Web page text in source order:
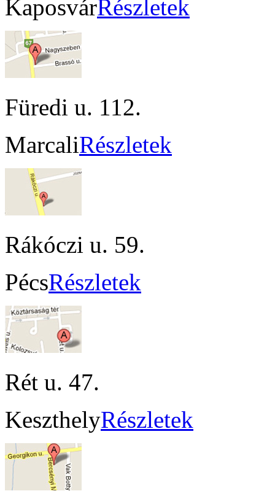
KaposvárRészletek
Füredi u. 112.
MarcaliRészletek
Rákóczi u. 59.
PécsRészletek
Rét u. 47.
KeszthelyRészletek